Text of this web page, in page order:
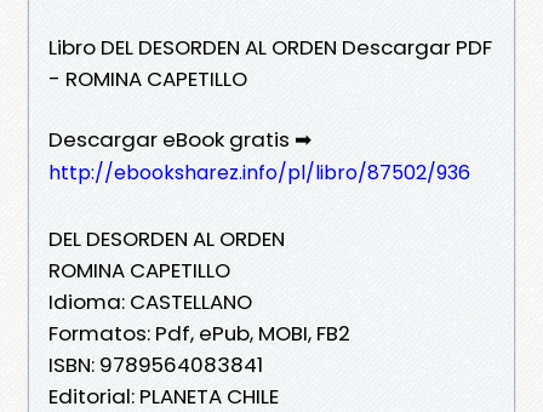
Libro DEL DESORDEN AL ORDEN Descargar PDF
- ROMINA CAPETILLO
Descargar eBook gratis ➡
http://ebooksharez.info/pl/libro/87502/936
DEL DESORDEN AL ORDEN
ROMINA CAPETILLO
Idioma: CASTELLANO
Formatos: Pdf, ePub, MOBI, FB2
ISBN: 9789564083841
Editorial: PLANETA CHILE